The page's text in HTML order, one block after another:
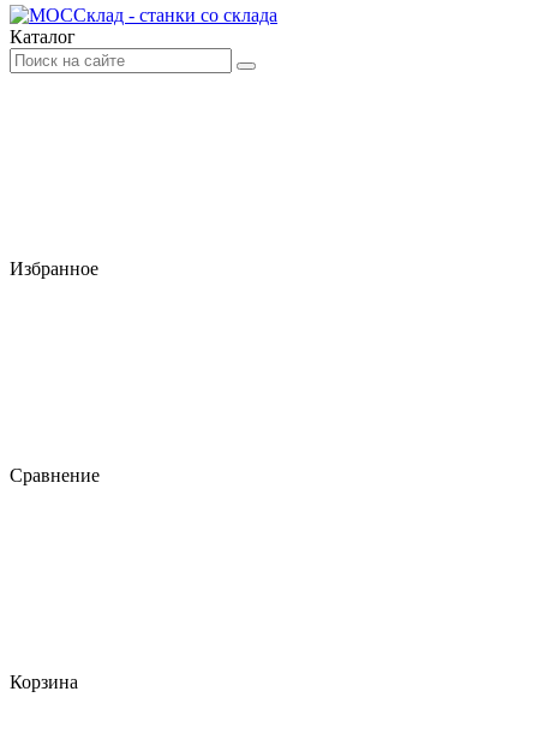
Каталог
Избранное
Сравнение
Корзина